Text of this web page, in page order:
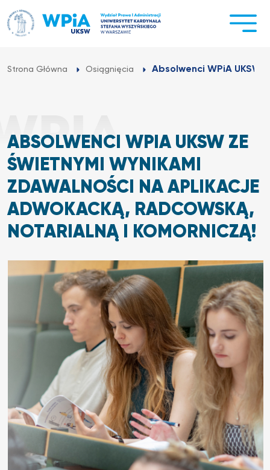
do
treści
Strona Główna Osiągnięcia Absolwenci WPiA UKSW
ABSOLWENCI WPIA UKSW ZE
ŚWIETNYMI WYNIKAMI
ZDAWALNOŚCI NA APLIKACJE
ADWOKACKĄ, RADCOWSKĄ,
NOTARIALNĄ I KOMORNICZĄ!